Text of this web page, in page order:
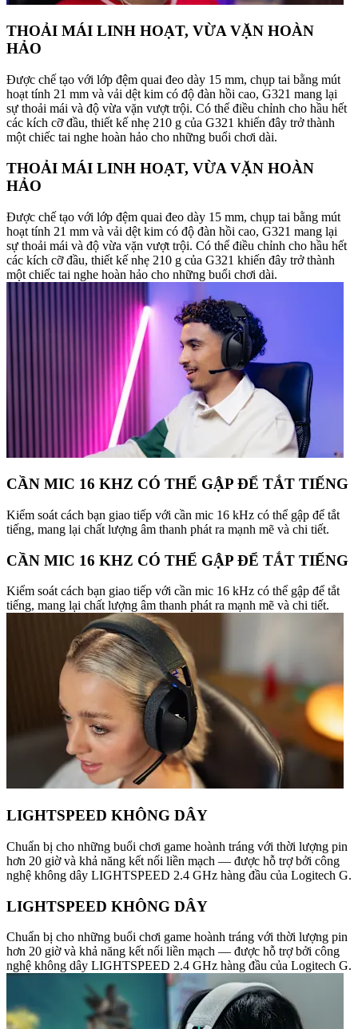
THOẢI MÁI LINH HOẠT, VỪA VẶN HOÀN
HẢO
Được chế tạo với lớp đệm quai đeo dày 15 mm, chụp tai bằng mút
hoạt tính 21 mm và vải dệt kim có độ đàn hồi cao, G321 mang lại
sự thoải mái và độ vừa vặn vượt trội. Có thể điều chỉnh cho hầu hết
các kích cỡ đầu, thiết kế nhẹ 210 g của G321 khiến đây trở thành
một chiếc tai nghe hoàn hảo cho những buổi chơi dài.
THOẢI MÁI LINH HOẠT, VỪA VẶN HOÀN
HẢO
Được chế tạo với lớp đệm quai đeo dày 15 mm, chụp tai bằng mút
hoạt tính 21 mm và vải dệt kim có độ đàn hồi cao, G321 mang lại
sự thoải mái và độ vừa vặn vượt trội. Có thể điều chỉnh cho hầu hết
các kích cỡ đầu, thiết kế nhẹ 210 g của G321 khiến đây trở thành
một chiếc tai nghe hoàn hảo cho những buổi chơi dài.
CẦN MIC 16 KHZ CÓ THỂ GẬP ĐỂ TẮT TIẾNG
Kiểm soát cách bạn giao tiếp với cần mic 16 kHz có thể gập để tắt
tiếng, mang lại chất lượng âm thanh phát ra mạnh mẽ và chi tiết.
CẦN MIC 16 KHZ CÓ THỂ GẬP ĐỂ TẮT TIẾNG
Kiểm soát cách bạn giao tiếp với cần mic 16 kHz có thể gập để tắt
tiếng, mang lại chất lượng âm thanh phát ra mạnh mẽ và chi tiết.
LIGHTSPEED KHÔNG DÂY
Chuẩn bị cho những buổi chơi game hoành tráng với thời lượng pin
hơn 20 giờ và khả năng kết nối liền mạch — được hỗ trợ bởi công
nghệ không dây LIGHTSPEED 2.4 GHz hàng đầu của Logitech G.
LIGHTSPEED KHÔNG DÂY
Chuẩn bị cho những buổi chơi game hoành tráng với thời lượng pin
hơn 20 giờ và khả năng kết nối liền mạch — được hỗ trợ bởi công
nghệ không dây LIGHTSPEED 2.4 GHz hàng đầu của Logitech G.